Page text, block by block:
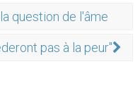
question de l'âme
pas à la peur"